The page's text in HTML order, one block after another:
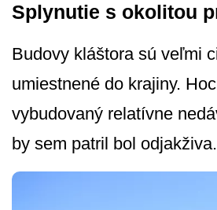
Splynutie s okolitou
Budovy kláštora sú veľmi
umiestnené do krajiny.
vybudovaný relatívne
by sem patril bol odjakživa.